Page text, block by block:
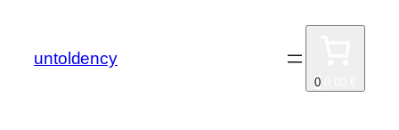
springen
untoldency
0